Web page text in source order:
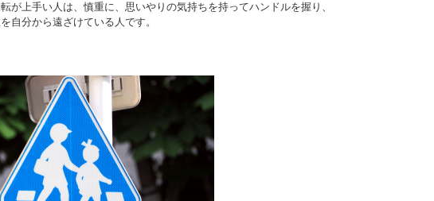
が上手い人は、慎重に、思いやりの気持ちを持ってハンドルを握り、
自分から遠ざけている人です。